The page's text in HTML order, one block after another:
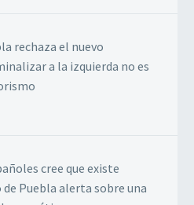
rechaza el nuevo
a la izquierda no es
cree que existe
Puebla alerta sobre una